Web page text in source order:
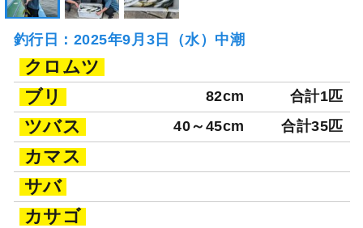
釣行日：2025年9月3日（水）中潮
クロムツ
ブリ
82cm 合計1匹
ツバス 40～45cm 合計35匹
カマス
サバ
カサゴ